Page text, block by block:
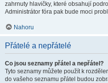
zahrnuty hlavičky, které obsahují
Administrátor fóra pak bude moci
Nahoru
Přátelé a nepřátelé
Co jsou seznamy přátel a nepřátel?
Tyto seznamy můžete použít k
do vašeho seznamu přátel budou